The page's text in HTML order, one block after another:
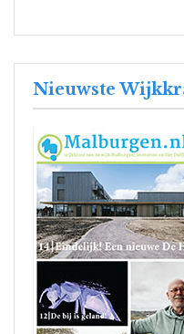
Nieuwste